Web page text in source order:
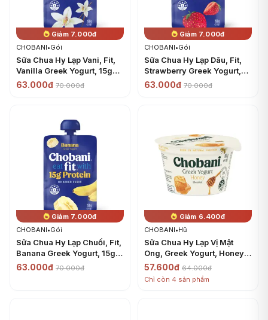
Giảm 7.000đ
CHOBANI•Gói
Sữa Chua Hy Lạp Vani, Fit,
Vanilla Greek Yogurt, 15g
Protein & No Added Sugar
63.000đ 70.000đ
Giảm 7.000đ
CHOBANI•Gói
Sữa Chua Hy Lạp Dâu, Fit,
Strawberry Greek Yogurt,
15g Protein & No Added
63.000đ 70.000đ
Giảm 7.000đ
CHOBANI•Gói
Sữa Chua Hy Lạp Chuối, Fit,
Banana Greek Yogurt, 15g
Protein & No Added Sugar
63.000đ 70.000đ
Giảm 6.400đ
CHOBANI•Hũ
Sữa Chua Hy Lạp Vị Mật
Ong, Greek Yogurt, Honey
(160g) - CHOBANI
57.600đ 64.000đ
Chỉ còn 4 sản phẩm